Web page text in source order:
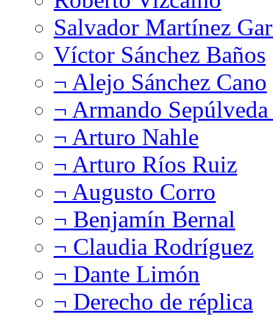
Salvador Martínez
Víctor Sánchez Baños
¬ Alejo Sánchez Cano
¬ Armando
¬ Arturo Nahle
¬ Arturo Ríos Ruiz
¬ Augusto Corro
¬ Benjamín Bernal
¬ Claudia Rodríguez
¬ Dante Limón
¬ Derecho de réplica